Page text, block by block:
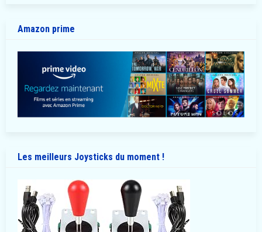
Amazon prime
Les meilleurs Joysticks du moment !